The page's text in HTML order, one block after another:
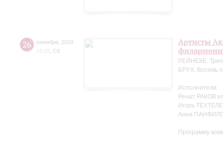
26 октября 2019
15:00 Сб
Артисты
РЕЙНЕКЕ. Трио
БРУХ. Восемь
Исполнители:
Ренат РАКОВ
Игорь
Анна
Программу